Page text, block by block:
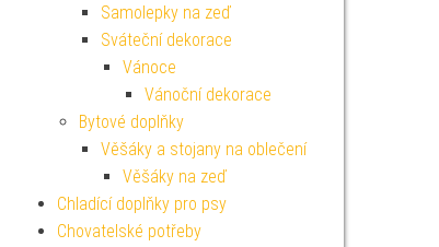
Samolepky na zeď
Sváteční dekorace
Vánoce
Vánoční dekorace
Bytové doplňky
Věšáky a stojany na oblečení
Věšáky na zeď
Chladící doplňky pro psy
Chovatelské potřeby